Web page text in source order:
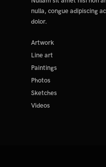
nulla, congue adipiscing
dolor.
Artwork
Line art
Paintings
Photos
Sketches
Videos